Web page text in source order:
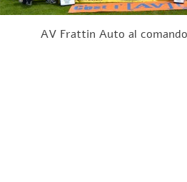
AV Frattin Auto al comando